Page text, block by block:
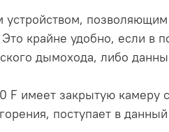
крайне удобно, если в
дымохода, либо
F имеет закрытую камеру
поступает в